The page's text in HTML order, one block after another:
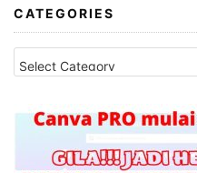
CATEGORIES
Categories